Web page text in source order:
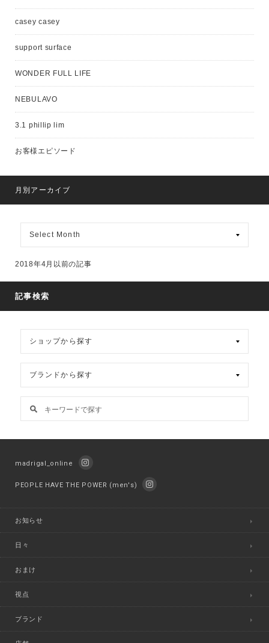
casey casey
support surface
WONDER FULL LIFE
NEBULAVO
3.1 phillip lim
お客様エピソード
月別アーカイブ
ア
カ
2018年4月以前の記事
記事検索
madrigal_online
PEOPLE HAVE THE POWER (men's)
お知らせ
日々
おまけ
視点
ブランド